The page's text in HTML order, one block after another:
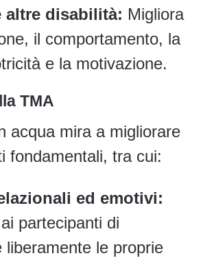
altre disabilità: Migliora
il comportamento, la
e la motivazione.
TMA
acqua mira a migliorare
fondamentali, tra cui:
ed emotivi:
partecipanti di
liberamente le proprie